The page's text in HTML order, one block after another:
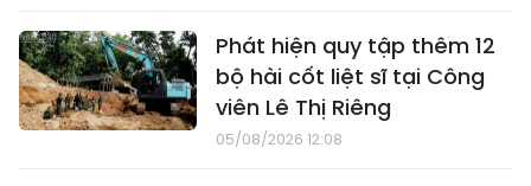
Phát hiện quy tập thêm 12
bộ hài cốt liệt sĩ tại Công
viên Lê Thị Riêng
05/08/2026 12:08